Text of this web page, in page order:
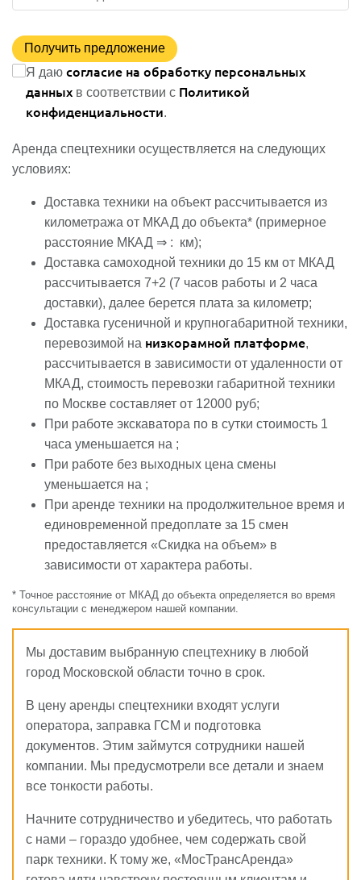
Получить предложение
Я даю согласие на обработку персональных
данных в соответствии с Политикой
конфиденциальности.
Аренда спецтехники осуществляется на следующих
условиях:
Доставка техники на объект рассчитывается из
километража от МКАД до объекта* (примерное
расстояние МКАД ⇒ : км);
Доставка самоходной техники до 15 км от МКАД
рассчитывается 7+2 (7 часов работы и 2 часа
доставки), далее берется плата за километр;
Доставка гусеничной и крупногабаритной техники,
перевозимой на низкорамной платформе,
рассчитывается в зависимости от удаленности от
МКАД, стоимость перевозки габаритной техники
по Москве составляет от 12000 руб;
При работе экскаватора по в сутки стоимость 1
часа уменьшается на ;
При работе без выходных цена смены
уменьшается на ;
При аренде техники на продолжительное время и
единовременной предоплате за 15 смен
предоставляется «Скидка на объем» в
зависимости от характера работы.
* Точное расстояние от МКАД до объекта определяется во время
консультации с менеджером нашей компании.
Мы доставим выбранную спецтехнику в любой
город Московской области точно в срок.
В цену аренды спецтехники входят услуги
оператора, заправка ГСМ и подготовка
документов. Этим займутся сотрудники нашей
компании. Мы предусмотрели все детали и знаем
все тонкости работы.
Начните сотрудничество и убедитесь, что работать
с нами – гораздо удобнее, чем содержать свой
парк техники. К тому же, «МосТрансАренда»